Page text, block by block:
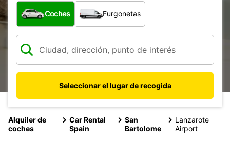
¿Qué tipo de vehículo?
Coches Furgonetas
Seleccionar el lugar de recogida
Alquiler de
coches
Car Rental
Spain
San
Bartolome
Lanzarote
Airport